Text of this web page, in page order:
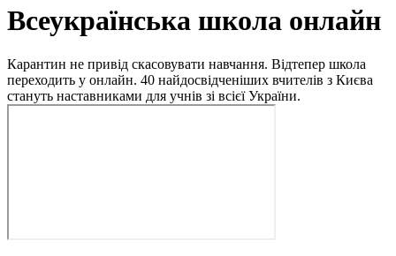
Всеукраїнська школа онлайн
Карантин не привід скасовувати навчання. Відтепер школа
переходить у онлайн. 40 найдосвідченіших вчителів з Києва
стануть наставниками для учнів зі всієї України.